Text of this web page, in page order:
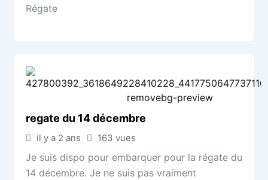
Régate
regate du 14 décembre
il y a 2 ans 163 vues
Je suis dispo pour embarquer pour la régate du
14 décembre. Je ne suis pas vraiment